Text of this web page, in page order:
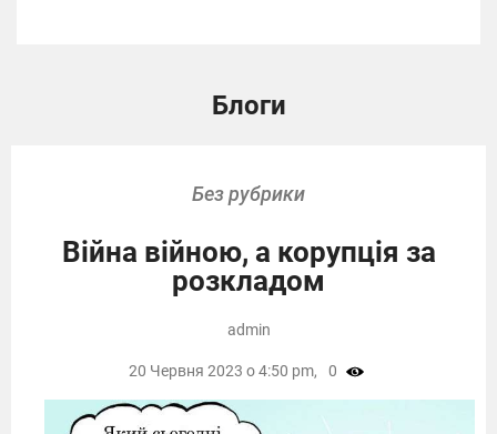
Блоги
Без рубрики
Війна війною, а корупція за
розкладом
admin
20 Червня 2023 о 4:50 pm, 0